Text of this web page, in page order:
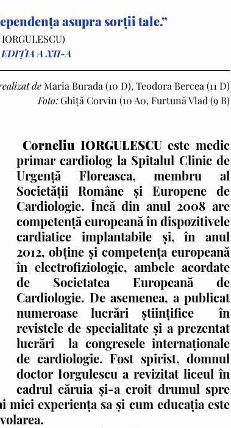
asupra sorţii tale.”
EDIȚIA A XII-A
de Maria Burada (10 D), Teodora Bercea (11 D)
Foto: Ghiță Corvin (10 A0, Furtună Vlad (9 B)
Corneliu IORGULESCU este medic
primar cardiolog la Spitalul Clinic de
Urgenţă Floreasca, membru al
Societăţii Române şi Europene de
Cardiologie. Încă din anul 2008 are
competenţă europeană în dispozitivele
cardiatice implantabile şi, în anul
2012, obţine şi competenţa europeană
în electrofiziologie, ambele acordate
de Societatea Europeană de
Cardiologie. De asemenea, a publicat
numeroase lucrări ştiinţifice  în
revistele de specialitate şi a prezentat
lucrări  la congresele internaţionale
de cardiologie. Fost spirist, domnul
doctor Iorgulescu a revizitat liceul în
cadrul căruia şi-a croit drumul spre
mici experienţa sa şi cum educaţia este